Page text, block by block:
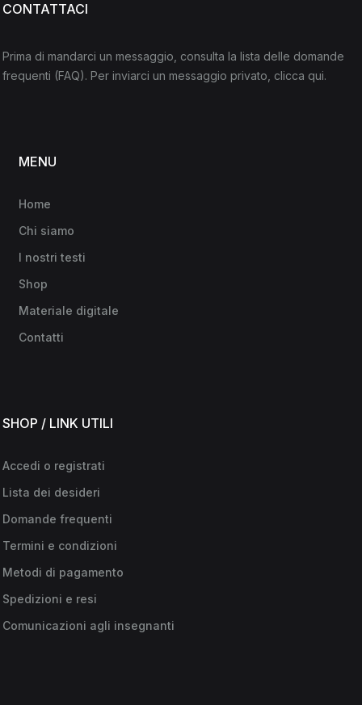
CONTATTACI
Prima di mandarci un messaggio, consulta la lista delle domande
frequenti (FAQ). Per inviarci un messaggio privato, clicca qui.
MENU
Home
Chi siamo
I nostri testi
Shop
Materiale digitale
Contatti
SHOP / LINK UTILI
Accedi o registrati
Lista dei desideri
Domande frequenti
Termini e condizioni
Metodi di pagamento
Spedizioni e resi
Comunicazioni agli insegnanti